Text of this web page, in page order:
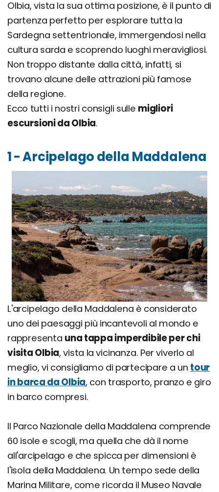
Olbia, vista la sua ottima posizione, è il punto di
partenza perfetto per esplorare tutta la
Sardegna settentrionale, immergendosi nella
cultura sarda e scoprendo luoghi meravigliosi.
Non troppo distante dalla città, infatti, si
trovano alcune delle attrazioni più famose
della regione.
Ecco tutti i nostri consigli sulle migliori
escursioni da Olbia.
1 - Arcipelago della Maddalena
L'arcipelago della Maddalena è considerato
uno dei paesaggi più incantevoli al mondo e
rappresenta una tappa imperdibile per chi
visita Olbia, vista la vicinanza. Per viverlo al
meglio, vi consigliamo di partecipare a un tour
in barca da Olbia, con trasporto, pranzo e giro
in barco compresi.
Il Parco Nazionale della Maddalena comprende
60 isole e scogli, ma quella che dà il nome
all'arcipelago e che spicca per dimensioni è
l'isola della Maddalena. Un tempo sede della
Marina Militare, come ricorda il Museo Navale